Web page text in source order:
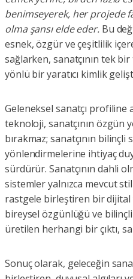
benimseyerek, her projede
olma şansı elde eder.Bu
esnek, özgür ve çeşitlilik
sağlarken, sanatçının tek bir
yönlü bir yaratıcı kimlik
Geleneksel sanatçı profiline
teknoloji, sanatçının özgün
bırakmaz; sanatçının bilinçli
yönlendirmelerine ihtiyaç
sürdürür. Sanatçının dahli
sistemler yalnızca mevcut
rastgele birleştiren bir dijital
bireysel özgünlüğü ve
üretilen herhangi bir çıktı,
Sonuç olarak, geleceğin